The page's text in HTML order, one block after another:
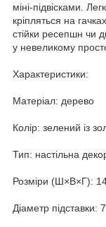
міні-підвісками.
кріпляться на
стійки ресепшн чи
у невеликому
Характеристики:
Матеріал: дерево
Колір: зелений із
Тип: настільна
Розміри (Ш×В×Г):
Діаметр підставки: